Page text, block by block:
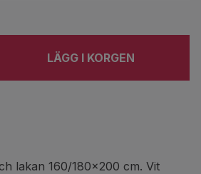
LÄGG I KORGEN
lakan 160/180x200 cm. Vit